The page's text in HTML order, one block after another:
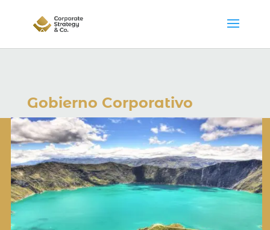
Gobierno Corporativo